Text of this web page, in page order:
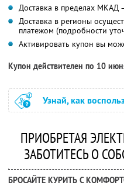
Доставка в пределах МКАД
Доставка в регионы
платежом (подробности
Активировать купон вы
Купон действителен по 10
Узнай, как
ПРИОБРЕТАЯ
ЗАБОТИТЕСЬ О
БРОСАЙТЕ КУРИТЬ С